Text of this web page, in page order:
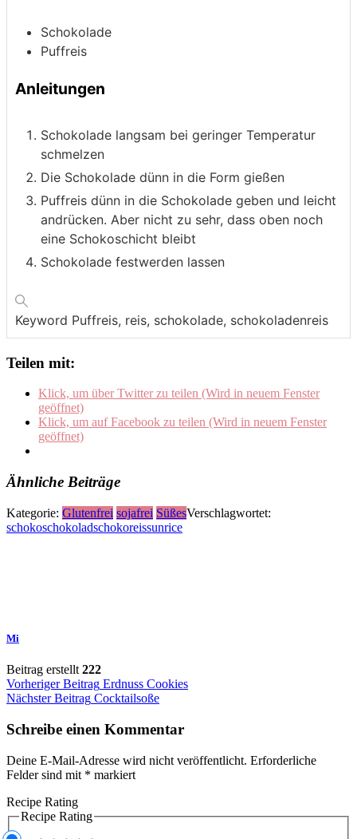
Schokolade
Puffreis
Anleitungen
Schokolade langsam bei geringer Temperatur
schmelzen
Die Schokolade dünn in die Form gießen
Puffreis dünn in die Schokolade geben und leicht
andrücken. Aber nicht zu sehr, dass oben noch
eine Schokoschicht bleibt
Schokolade festwerden lassen
Keyword Puffreis, reis, schokolade, schokoladenreis
Teilen mit:
Klick, um über Twitter zu teilen (Wird in neuem Fenster
geöffnet)
Klick, um auf Facebook zu teilen (Wird in neuem Fenster
geöffnet)
Ähnliche Beiträge
Kategorie: Glutenfrei sojafrei SüßesVerschlagwortet:
schokoschokoladschokoreissunrice
Mi
Beitrag erstellt 222
Beitragsnavigation
Vorheriger Beitrag Erdnuss Cookies
Nächster Beitrag Cocktailsoße
Schreibe einen Kommentar
Deine E-Mail-Adresse wird nicht veröffentlicht. Erforderliche
Felder sind mit * markiert
Recipe Rating
Recipe Rating